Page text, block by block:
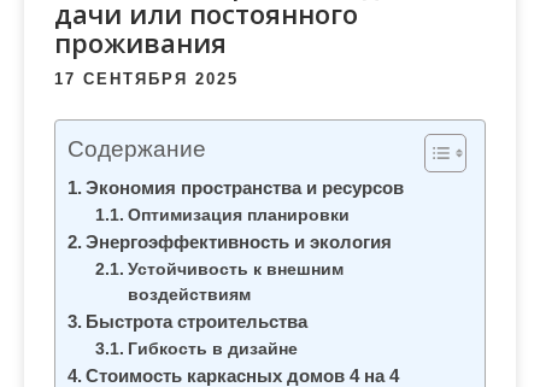
дачи или постоянного
проживания
17 СЕНТЯБРЯ 2025
Содержание
Экономия пространства и ресурсов
Оптимизация планировки
Энергоэффективность и экология
Устойчивость к внешним
воздействиям
Быстрота строительства
Гибкость в дизайне
Стоимость каркасных домов 4 на 4